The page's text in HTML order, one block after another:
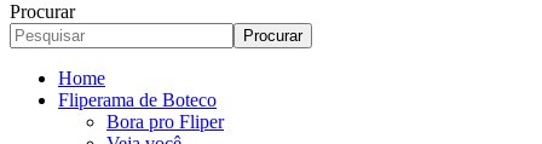
Procurar
Home
Fliperama de Boteco
Bora pro Fliper